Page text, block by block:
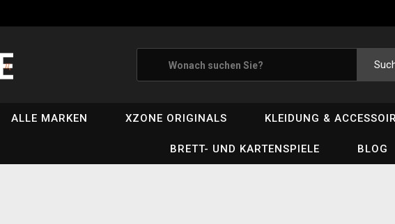
ALLE MARKEN XZONE ORIGINALS KLEIDUNG &
BRETT- UND KARTENSPIELE BLOG